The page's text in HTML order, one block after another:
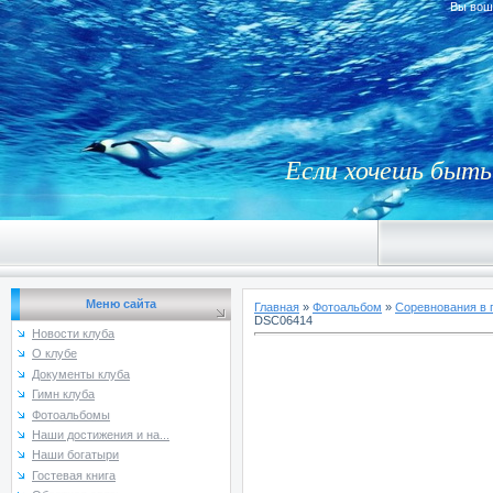
Вы
Если хочешь быть
Меню сайта
Новости клуба
О клубе
Документы клуба
Гимн клуба
Фотоальбомы
Наши достижения и на...
Наши богатыри
Гостевая книга
Главная » Фотоальбом » Соревнования в
DSC06414